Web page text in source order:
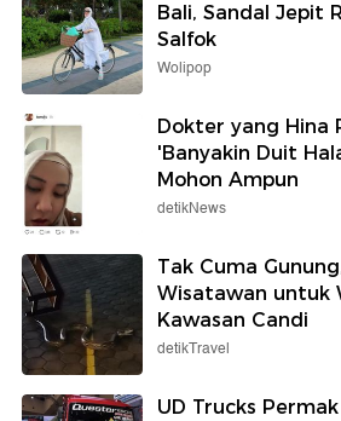
Bali, Sandal Jepit
Salfok
Wolipop
Dokter yang Hina
'Banyakin Duit
Mohon Ampun
detikNews
Tak Cuma
Wisatawan untuk
Kawasan Candi
detikTravel
UD Trucks